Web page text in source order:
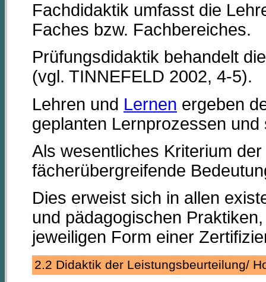
Fachdidaktik umfasst die
Faches bzw. Fachbereiches.
Prüfungsdidaktik behandelt
(vgl. TINNEFELD 2002, 4-5).
Lehren und Lernen ergeben
geplanten Lernprozessen
Als wesentliches Kriterium
fächerübergreifende
Dies erweist sich in allen
und pädagogischen
jeweiligen Form einer
2.2 Didaktik der Leistungsbeurteilung/